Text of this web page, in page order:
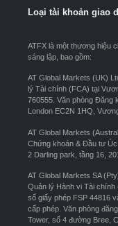
Loại tài khoản giao
ATFX là một thương hiệu
sáng lập, bao gồm:
AT Global Markets (UK)
lý Tài chính (FCA) tại
760555. Văn phòng Đăng
London EC2N 1HQ,
AT Global Markets
Chứng khoán & Đầu tư
2 Darling park, tầng 16,
AT Global Markets SA
Quản lý Hành vi Tài
số giấy phép FSP 44816
cấp phép. Văn phòng
Tower, số 4 đường Bree,